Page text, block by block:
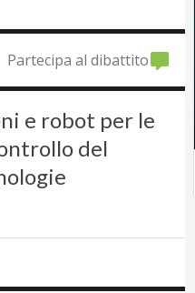
Partecipa al dibattito
e robot per le
del